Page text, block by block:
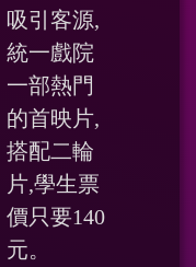
吸引客源,
統一戲院
一部熱門
的首映片,
搭配二輪
片,學生票
價只要140
元。